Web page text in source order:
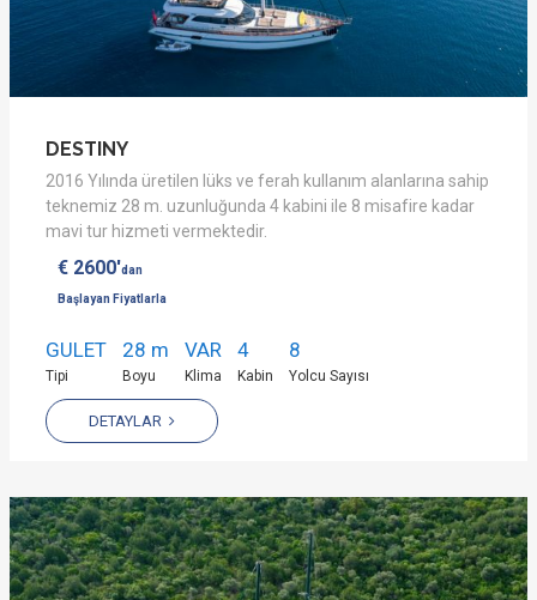
DESTINY
2016 Yılında üretilen lüks ve ferah kullanım alanlarına sahip
teknemiz 28 m. uzunluğunda 4 kabini ile 8 misafire kadar
mavi tur hizmeti vermektedir.
€ 2600'dan
Başlayan Fiyatlarla
GULET
Tipi
28 m
Boyu
VAR
Klima
4
Kabin
8
Yolcu Sayısı
DETAYLAR